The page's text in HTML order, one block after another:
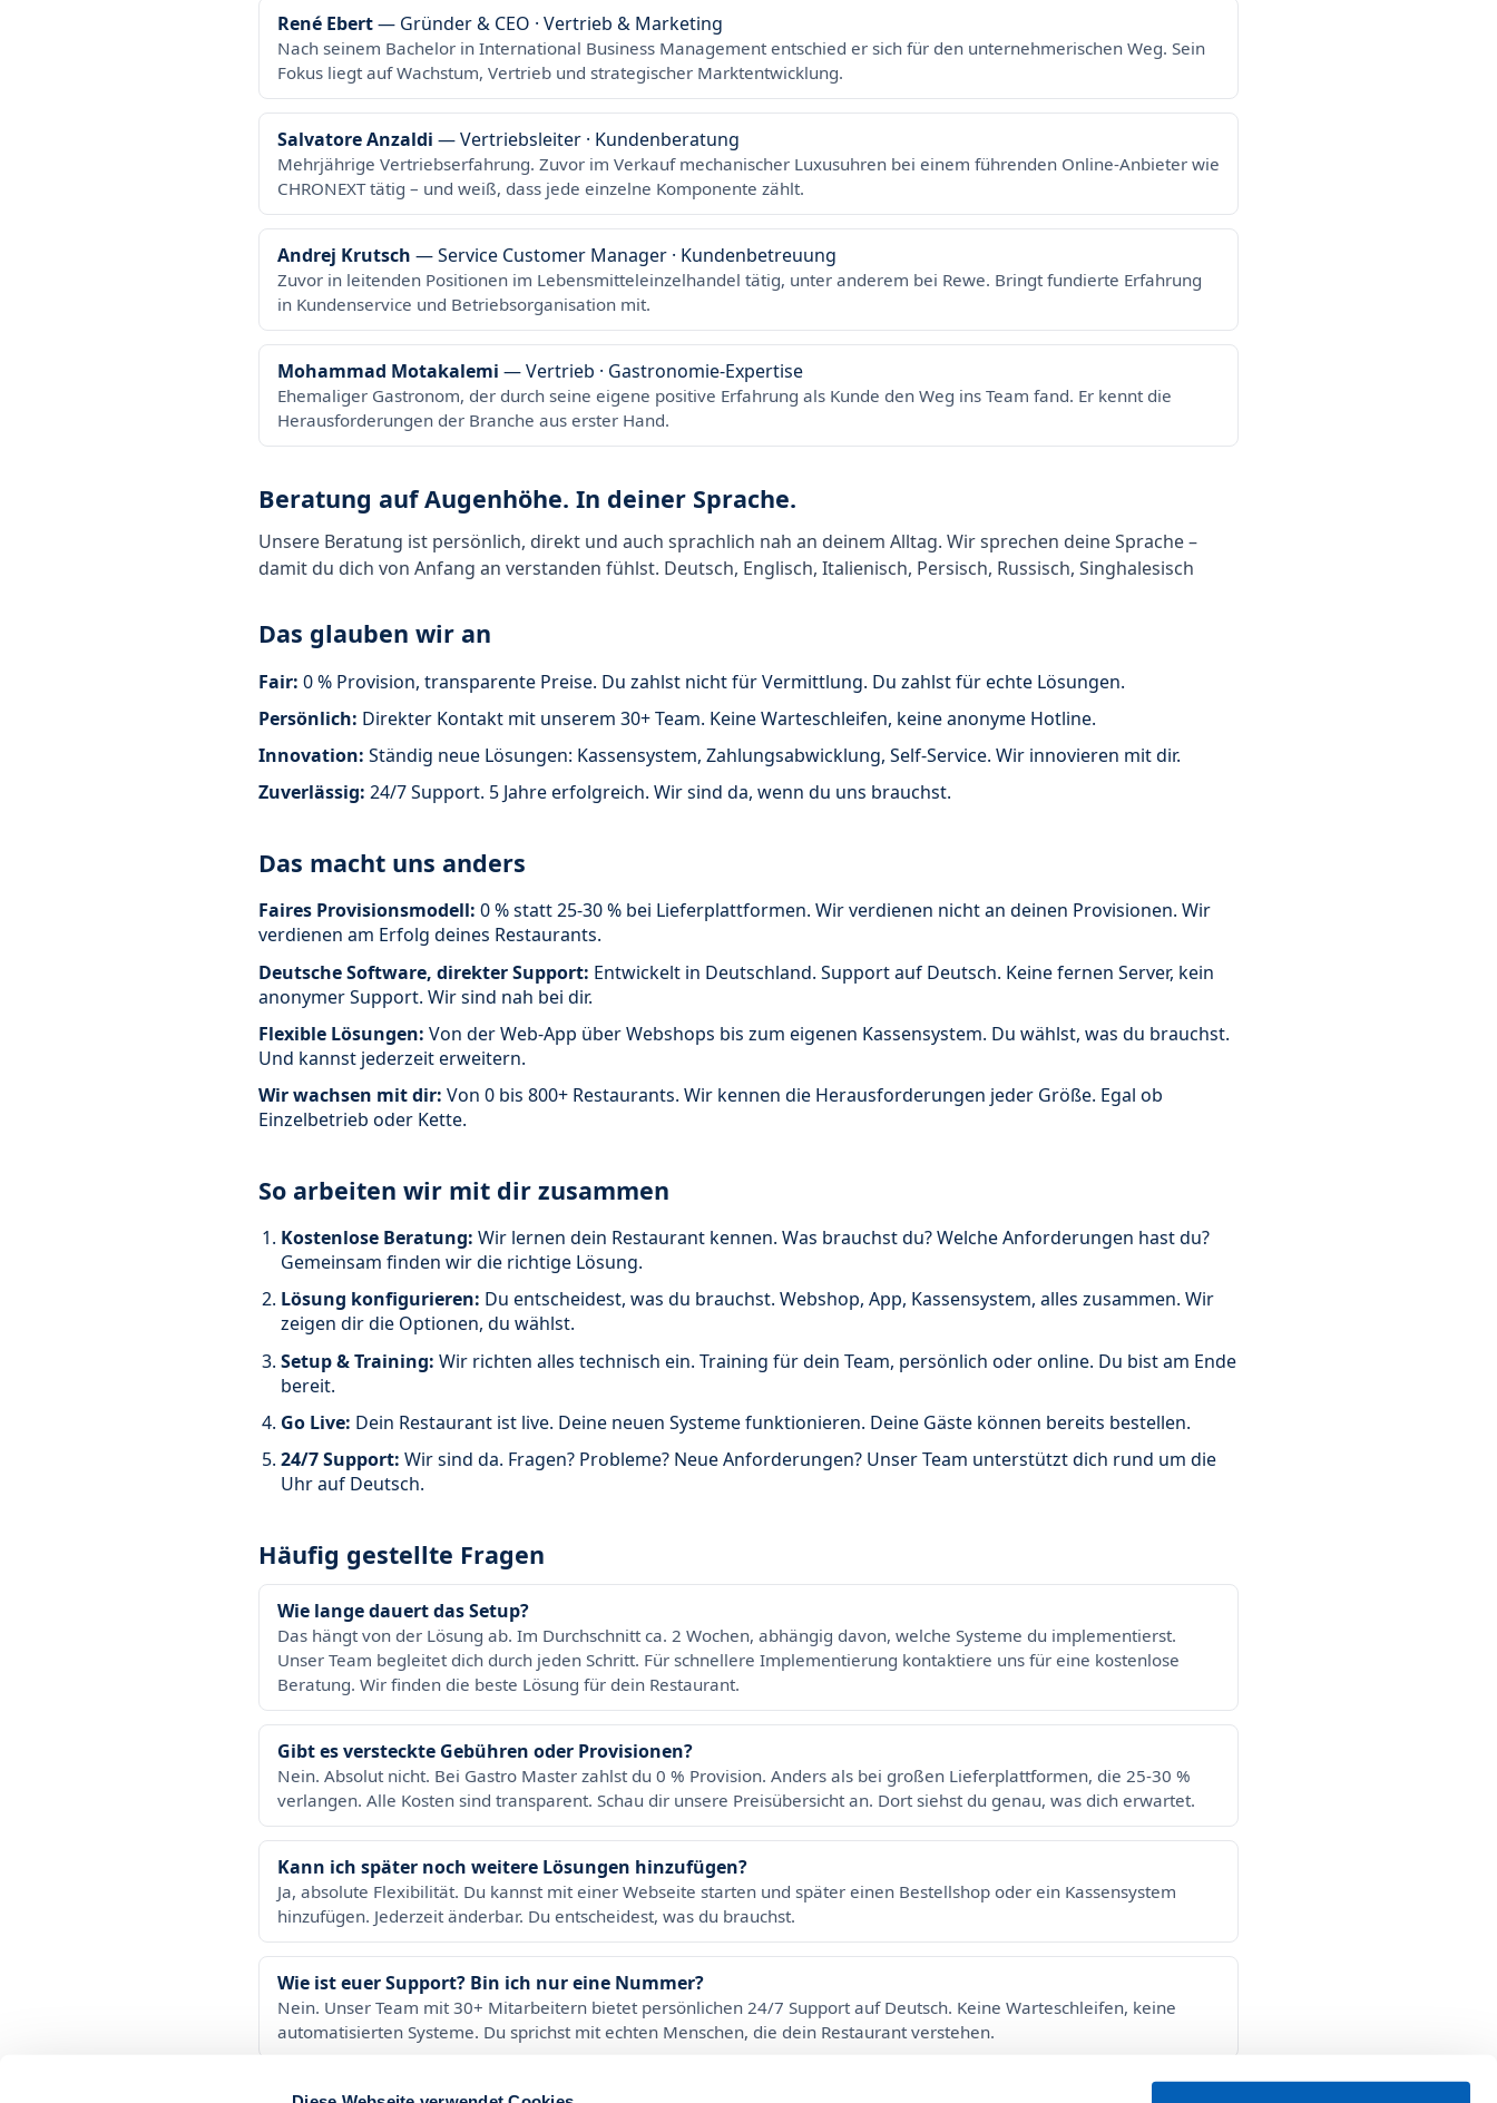
René Ebert— Gründer & CEO · Vertrieb & Marketing
Nach seinem Bachelor in International Business Management entschied er sich für den unternehmerischen Weg. Sein
Fokus liegt auf Wachstum, Vertrieb und strategischer Marktentwicklung.
Salvatore Anzaldi — Vertriebsleiter · Kundenberatung
Mehrjährige Vertriebserfahrung. Zuvor im Verkauf mechanischer Luxusuhren bei einem führenden Online-Anbieter wie
CHRONEXT tätig – und weiß, dass jede einzelne Komponente zählt.
Andrej Krutsch — Service Customer Manager · Kundenbetreuung
Zuvor in leitenden Positionen im Lebensmitteleinzelhandel tätig, unter anderem bei Rewe. Bringt fundierte Erfahrung
in Kundenservice und Betriebsorganisation mit.
Mohammad Motakalemi — Vertrieb · Gastronomie-Expertise
Ehemaliger Gastronom, der durch seine eigene positive Erfahrung als Kunde den Weg ins Team fand. Er kennt die
Herausforderungen der Branche aus erster Hand.
Beratung auf Augenhöhe. In deiner Sprache.
Unsere Beratung ist persönlich, direkt und auch sprachlich nah an deinem Alltag. Wir sprechen deine Sprache –
damit du dich von Anfang an verstanden fühlst. Deutsch, Englisch, Italienisch, Persisch, Russisch, Singhalesisch
Das glauben wir an
Fair: 0 % Provision, transparente Preise. Du zahlst nicht für Vermittlung. Du zahlst für echte Lösungen.
Persönlich: Direkter Kontakt mit unserem 30+ Team. Keine Warteschleifen, keine anonyme Hotline.
Innovation: Ständig neue Lösungen: Kassensystem, Zahlungsabwicklung, Self-Service. Wir innovieren mit dir.
Zuverlässig: 24/7 Support. 5 Jahre erfolgreich. Wir sind da, wenn du uns brauchst.
Das macht uns anders
Faires Provisionsmodell: 0 % statt 25-30 % bei Lieferplattformen. Wir verdienen nicht an deinen Provisionen. Wir
verdienen am Erfolg deines Restaurants.
Deutsche Software, direkter Support: Entwickelt in Deutschland. Support auf Deutsch. Keine fernen Server, kein
anonymer Support. Wir sind nah bei dir.
Flexible Lösungen: Von der Web-App über Webshops bis zum eigenen Kassensystem. Du wählst, was du brauchst.
Und kannst jederzeit erweitern.
Wir wachsen mit dir: Von 0 bis 800+ Restaurants. Wir kennen die Herausforderungen jeder Größe. Egal ob
Einzelbetrieb oder Kette.
So arbeiten wir mit dir zusammen
Kostenlose Beratung: Wir lernen dein Restaurant kennen. Was brauchst du? Welche Anforderungen hast du?
Gemeinsam finden wir die richtige Lösung.
Lösung konfigurieren: Du entscheidest, was du brauchst. Webshop, App, Kassensystem, alles zusammen. Wir
zeigen dir die Optionen, du wählst.
Setup & Training: Wir richten alles technisch ein. Training für dein Team, persönlich oder online. Du bist am Ende
bereit.
Go Live: Dein Restaurant ist live. Deine neuen Systeme funktionieren. Deine Gäste können bereits bestellen.
24/7 Support: Wir sind da. Fragen? Probleme? Neue Anforderungen? Unser Team unterstützt dich rund um die
Uhr auf Deutsch.
Häufig gestellte Fragen
Wie lange dauert das Setup?
Das hängt von der Lösung ab. Im Durchschnitt ca. 2 Wochen, abhängig davon, welche Systeme du implementierst.
Unser Team begleitet dich durch jeden Schritt. Für schnellere Implementierung kontaktiere uns für eine kostenlose
Beratung. Wir finden die beste Lösung für dein Restaurant.
Gibt es versteckte Gebühren oder Provisionen?
Nein. Absolut nicht. Bei Gastro Master zahlst du 0 % Provision. Anders als bei großen Lieferplattformen, die 25-30 %
verlangen. Alle Kosten sind transparent. Schau dir unsere Preisübersicht an. Dort siehst du genau, was dich erwartet.
Kann ich später noch weitere Lösungen hinzufügen?
Ja, absolute Flexibilität. Du kannst mit einer Webseite starten und später einen Bestellshop oder ein Kassensystem
hinzufügen. Jederzeit änderbar. Du entscheidest, was du brauchst.
Wie ist euer Support? Bin ich nur eine Nummer?
Nein. Unser Team mit 30+ Mitarbeitern bietet persönlichen 24/7 Support auf Deutsch. Keine Warteschleifen, keine
automatisierten Systeme. Du sprichst mit echten Menschen, die dein Restaurant verstehen.
Sind wir als Restaurant zu weit entfernt von Usingen?